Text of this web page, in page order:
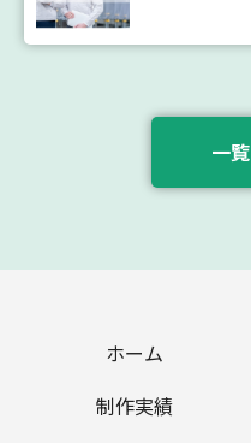
一
ホーム
制作実績